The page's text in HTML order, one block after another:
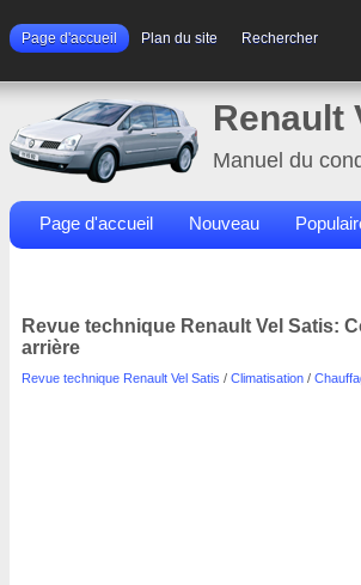
Page d'accueil Plan du site Rechercher
Renault
Manuel du
Page d'accueil Nouveau
Revue technique Renault Vel Satis:
arrière
Revue technique Renault Vel Satis / Climatisation /